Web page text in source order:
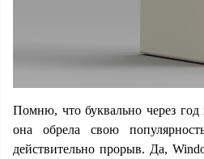
Помню, что буквально через
она обрела свою
действительно прорыв. Да,